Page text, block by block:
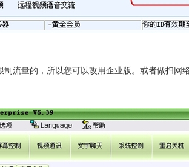
制流量的，所以您可以改用企业版。或者做扫网